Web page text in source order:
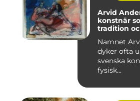
Arvid
konstnär
tradition
Namnet
dyker ofta
svenska
fysisk...